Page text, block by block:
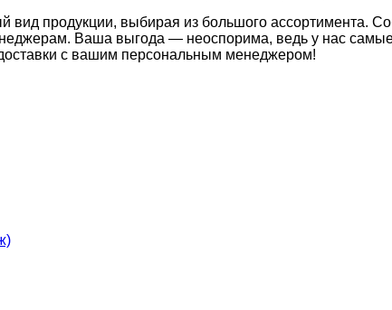
вид продукции, выбирая из большого ассортимента.
Ваша выгода — неоспорима, ведь у нас
с вашим персональным менеджером!